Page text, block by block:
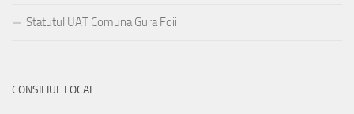
Statutul UAT Comuna Gura Foii
CONSILIUL LOCAL